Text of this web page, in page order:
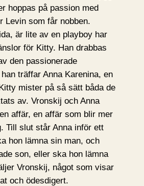
hoppas på passion med
Levin som får nobben.
är lite av en playboy har
för Kitty. Han drabbas
den passionerade
träffar Anna Karenina, en
mister på så sätt båda de
av. Vronskij och Anna
affär, en affär som blir mer
Till slut står Anna inför ett
hon lämna sin man, och
son, eller ska hon lämna
Vronskij, något som visar
och ödesdigert.